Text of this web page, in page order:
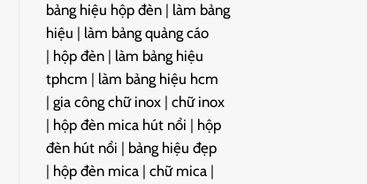
bảng hiệu hộp đèn| làm bảng
hiệu | làm bảng quảng cáo
| hộp đèn| làm bảng hiệu
tphcm | làm bảng hiệu hcm
| gia công chữ inox| chữ inox
| hộp đèn mica hút nổi | hộp
đèn hút nổi | bảng hiệu đẹp
| hộp đèn mica| chữ mica|